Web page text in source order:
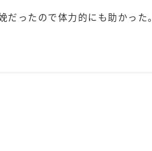
だったので体力的にも助かった。